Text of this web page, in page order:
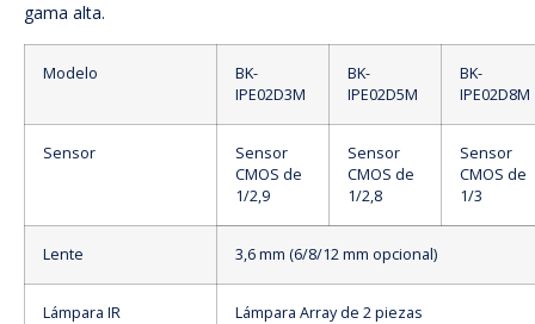
gama alta.
Modelo
BK-
IPE02D3M
BK-
IPE02D5M
BK-
IPE02D8M
Sensor
Sensor
CMOS de
1/2,9
Sensor
CMOS de
1/2,8
Sensor
CMOS de
1/3
Lente 3,6 mm (6/8/12 mm opcional)
Lámpara IR Lámpara Array de 2 piezas